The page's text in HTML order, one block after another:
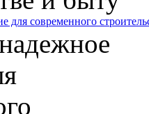
современного